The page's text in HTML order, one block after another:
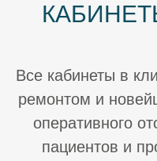
Все кабинеты в
ремонтом и
оперативного
пациентов и